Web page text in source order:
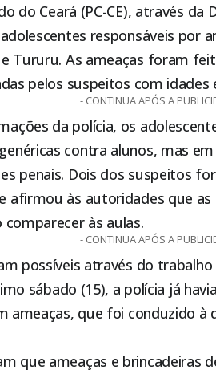
do Ceará (PC-CE), através da
responsáveis por
e Tururu. As ameaças foram
pelos suspeitos com idades
- CONTINUA APÓS A
da polícia, os
contra alunos, mas
penais. Dois dos suspeitos
às autoridades que as
às aulas.
- CONTINUA APÓS A
possíveis através do
sábado (15), a polícia já
ameaças, que foi conduzido à
que ameaças e brincadeiras